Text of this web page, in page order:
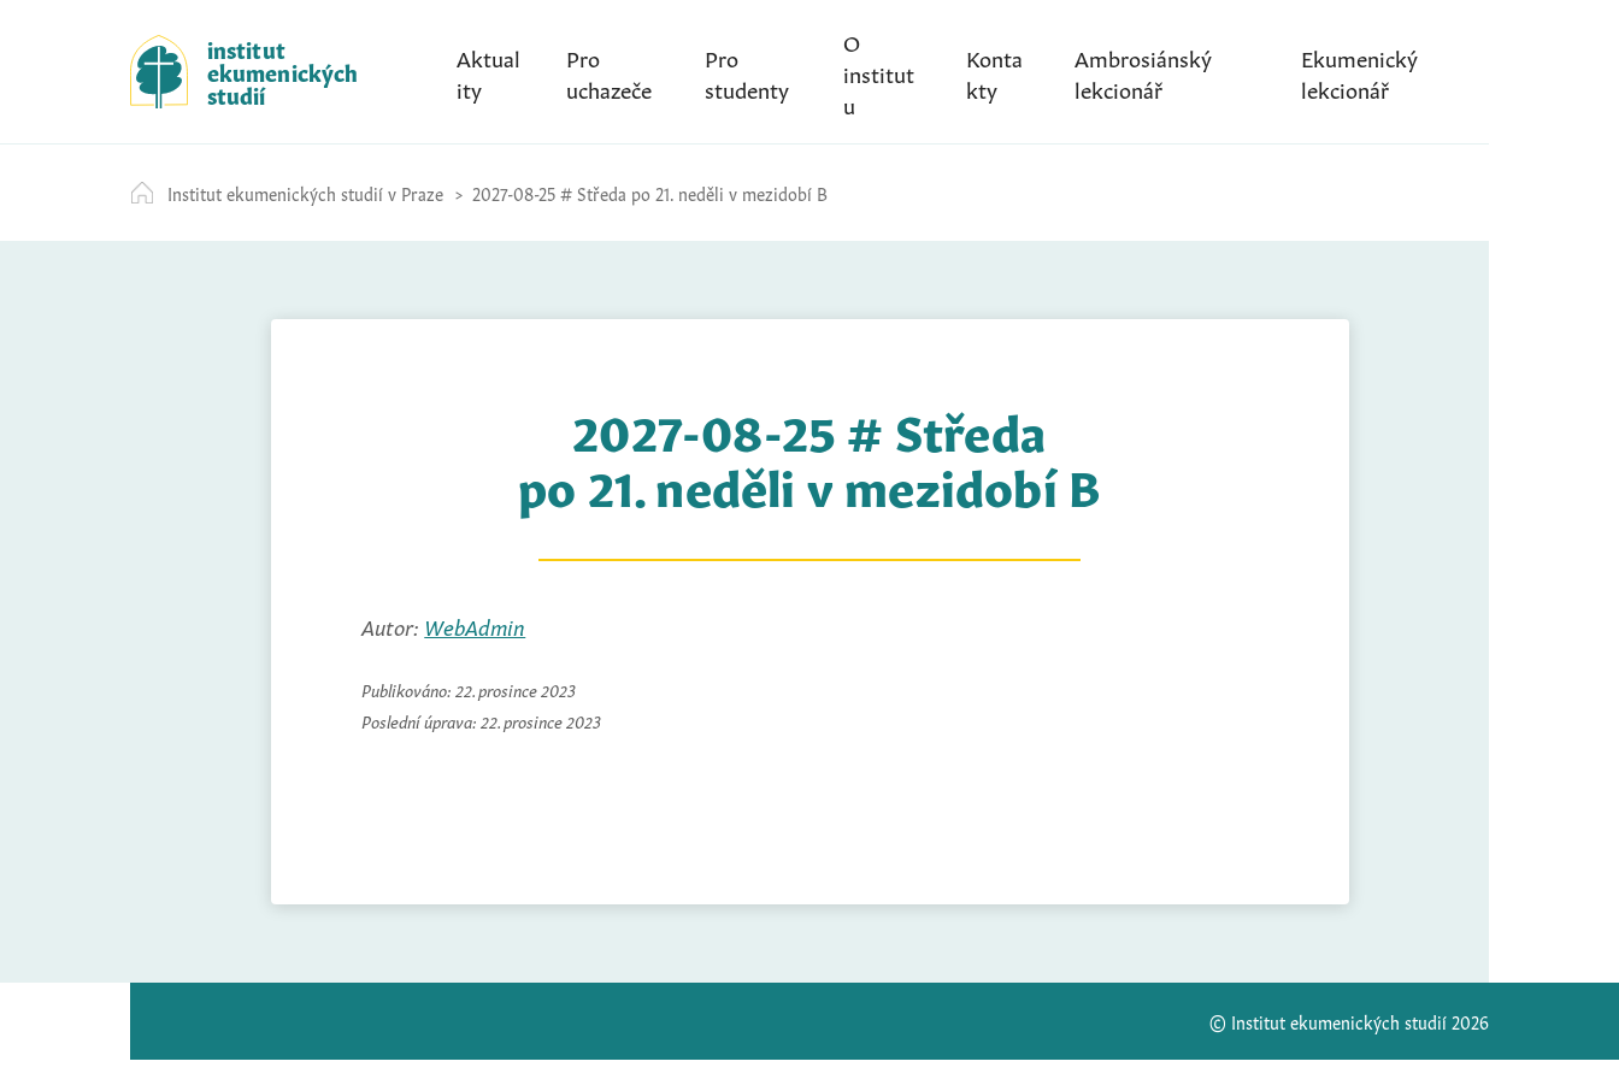
k
i
p
t
c
o
institut
ekumenických
studií
Aktual
ity
Pro
uchazeče
Pro
studenty
O
institut
u
Konta
kty
Ambrosiánský
lekcionář
Ekumenický
lekcionář
Institut ekumenických studií v Praze 2027-08-25 # Středa po 21. neděli v mezidobí B
2027-08-25 # Středa
po 21. neděli v mezidobí B
Autor: WebAdmin
Publikováno: 22. prosince 2023
Poslední úprava: 22. prosince 2023
© Institut ekumenických studií 2026